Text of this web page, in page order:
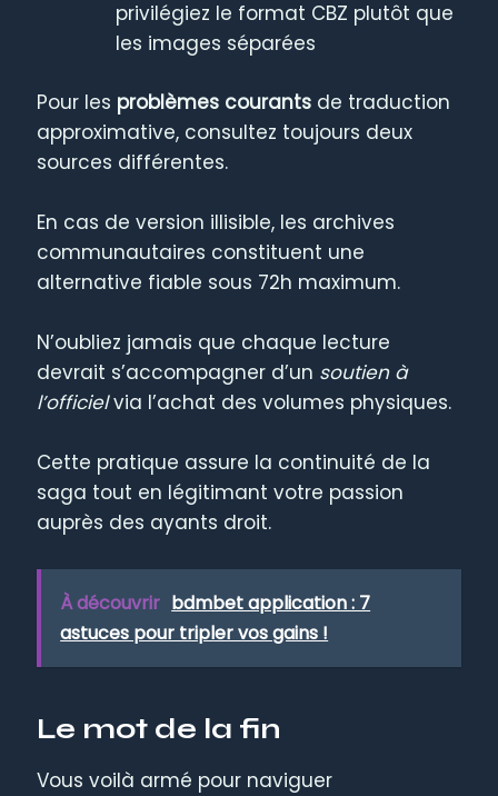
privilégiez le format CBZ plutôt que
les images séparées
Pour les problèmes courants de traduction
approximative, consultez toujours deux
sources différentes.
En cas de version illisible, les archives
communautaires constituent une
alternative fiable sous 72h maximum.
N’oubliez jamais que chaque lecture
devrait s’accompagner d’un soutien à
l’officielvia l’achat des volumes physiques.
Cette pratique assure la continuité de la
saga tout en légitimant votre passion
auprès des ayants droit.
À découvrir bdmbet application : 7
astuces pour tripler vos gains !
Le mot de la fin
Vous voilà armé pour naviguer